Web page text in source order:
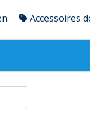
Accessoires